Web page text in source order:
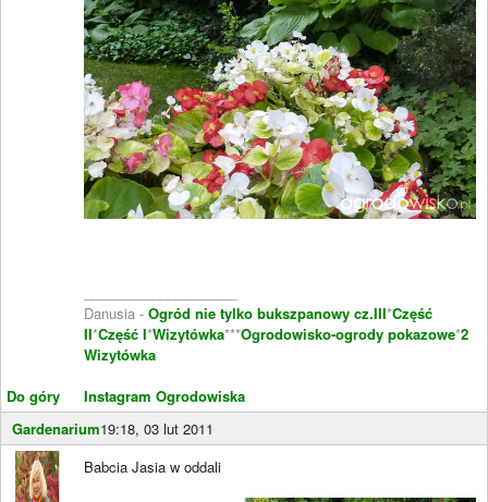
Do góry
Danusia - Ogród nie tylko bukszpanowy cz.III*Część
II*Część I*Wizytówka***Ogrodowisko-ogrody pokazowe*2
Wizytówka
Instagram Ogrodowiska
Gardenarium19:18, 03 lut 2011
Babcia Jasia w oddali